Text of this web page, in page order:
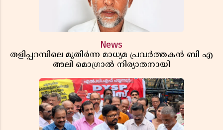
News
തളിപ്പറമ്പിലെ മുതിർന്ന മാധ്യമ പ്രവർത്തകൻ ബി എ
അലി മൊഗ്രാൽ നിര്യാതനായി